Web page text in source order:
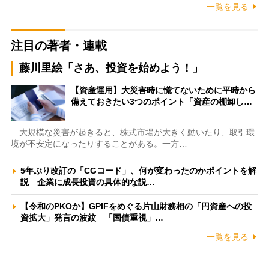
一覧を見る
注目の著者・連載
藤川里絵「さあ、投資を始めよう！」
【資産運用】大災害時に慌てないために平時から
備えておきたい3つのポイント「資産の棚卸し…
大規模な災害が起きると、株式市場が大きく動いたり、取引環
境が不安定になったりすることがある。一方…
5年ぶり改訂の「CGコード」、何が変わったのかポイントを解
説 企業に成長投資の具体的な説…
【令和のPKOか】GPIFをめぐる片山財務相の「円資産への投
資拡大」発言の波紋 「国債重視」…
一覧を見る